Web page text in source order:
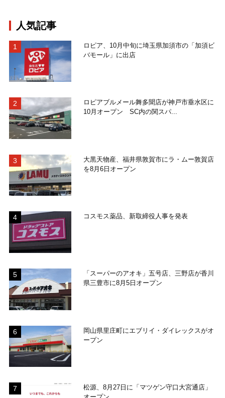
人気記事
ロピア、10月中旬に埼玉県加須市の「加須ビ
バモール」に出店
ロピアブルメール舞多聞店が神戸市垂水区に
10月オープン SC内の関スパ...
大黒天物産、福井県敦賀市にラ・ムー敦賀店
を8月6日オープン
コスモス薬品、新取締役人事を発表
「スーパーのアオキ」五号店、三野店が香川
県三豊市に8月5日オープン
岡山県里庄町にエブリイ・ダイレックスがオ
ープン
松源、8月27日に「マツゲン守口大宮通店」